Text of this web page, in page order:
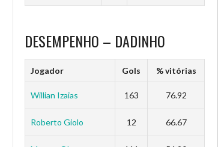
DESEMPENHO – DADINHO
Jogador Gols % vitórias
Willian Izaias 163 76.92
Roberto Giolo 12 66.67